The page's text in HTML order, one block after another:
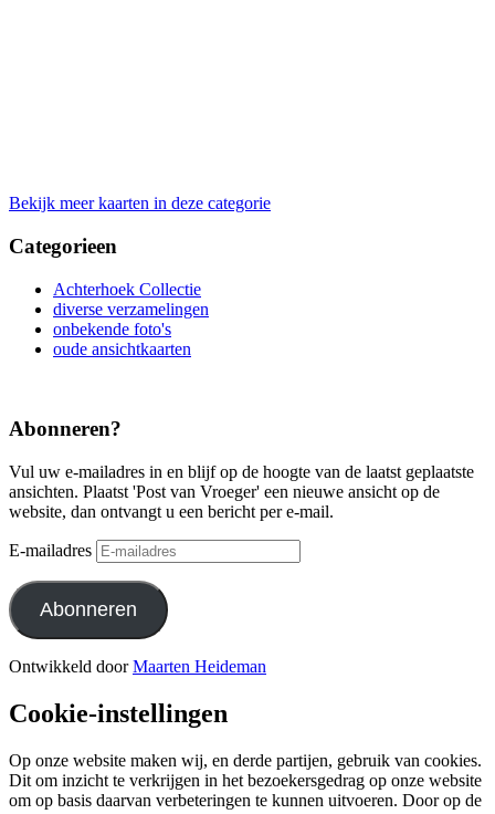
Bekijk meer kaarten in deze categorie
Categorieen
Achterhoek Collectie
diverse verzamelingen
onbekende foto's
oude ansichtkaarten
Abonneren?
Vul uw e-mailadres in en blijf op de hoogte van de laatst geplaatste
ansichten. Plaatst 'Post van Vroeger' een nieuwe ansicht op de
website, dan ontvangt u een bericht per e-mail.
E-mailadres
Abonneren
Ontwikkeld doorMaarten Heideman
Cookie-instellingen
Op onze website maken wij, en derde partijen, gebruik van cookies.
Dit om inzicht te verkrijgen in het bezoekersgedrag op onze website
om op basis daarvan verbeteringen te kunnen uitvoeren. Door op de